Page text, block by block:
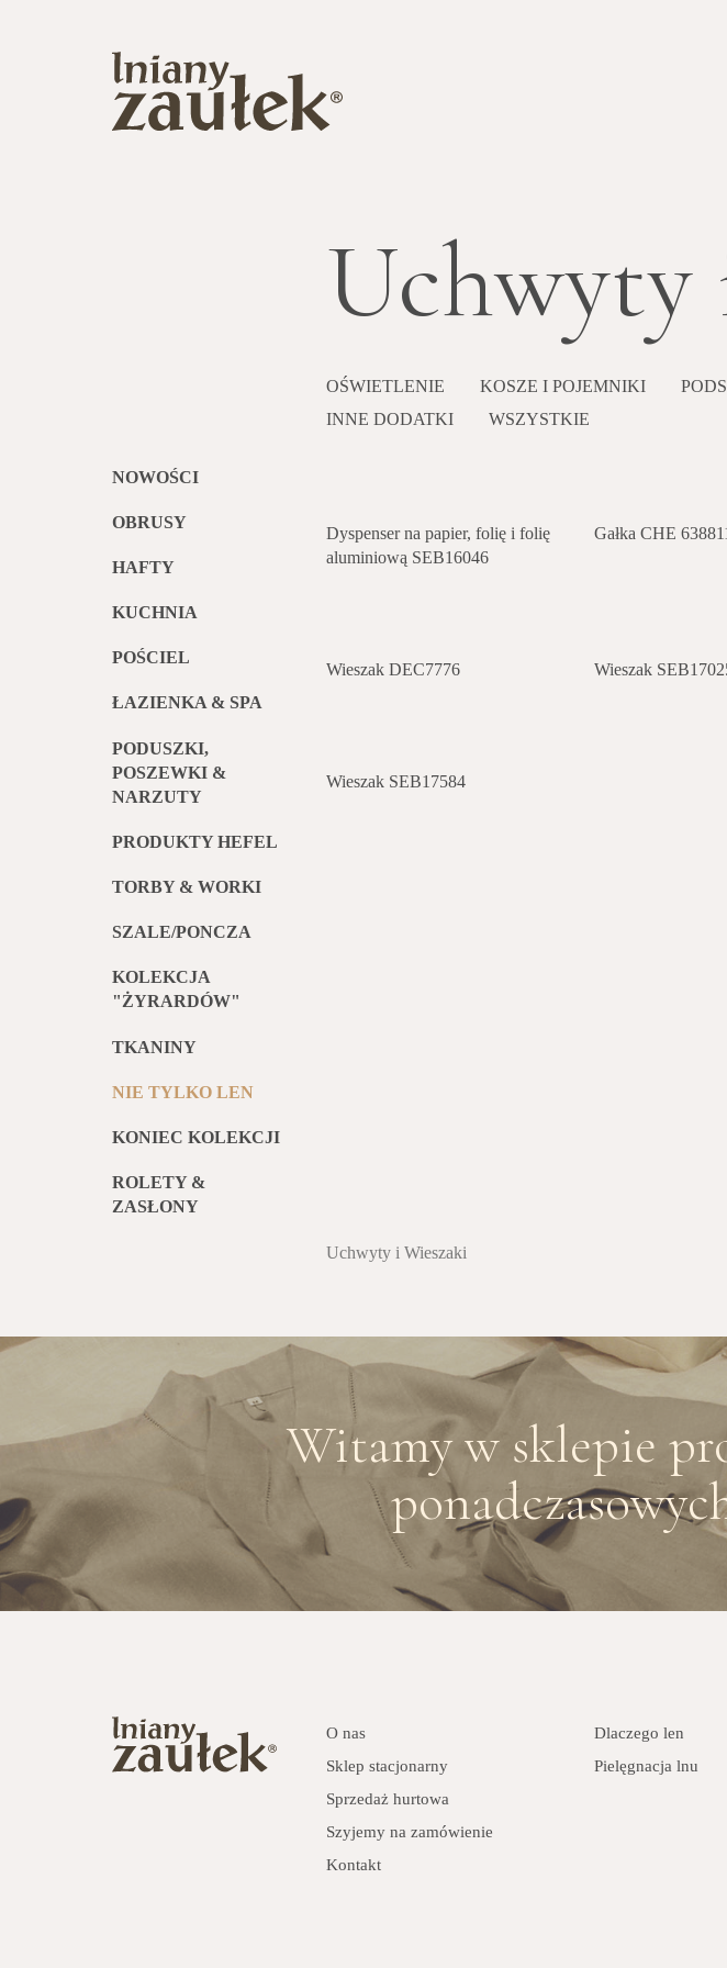
NOWOŚCI
OBRUSY
HAFTY
KUCHNIA
POŚCIEL
ŁAZIENKA & SPA
PODUSZKI,
POSZEWKI &
NARZUTY
PRODUKTY HEFEL
TORBY & WORKI
SZALE/PONCZA
KOLEKCJA
"ŻYRARDÓW"
TKANINY
NIE TYLKO LEN
KONIEC KOLEKCJI
ROLETY &
ZASŁONY
Uchwyty
OŚWIETLENIE KOSZE I POJEMNIKI
INNE DODATKI
WSZYSTKIE
Dyspenser na papier, folię i folię
aluminiową SEB16046
Gałka CHE
Wieszak DEC7776 Wieszak
Wieszak SEB17584
Uchwyty i Wieszaki
Witamy w sklepie
O nas
Sklep stacjonarny
Sprzedaż hurtowa
Szyjemy na zamówienie
Kontakt
Dlaczego len
Pielęgnacja lnu